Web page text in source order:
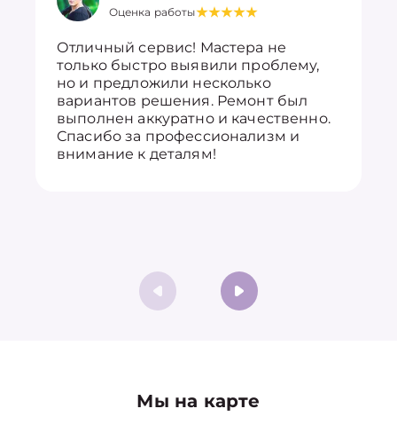
Оценка работы
Отличный сервис! Мастера не
только быстро выявили проблему,
но и предложили несколько
вариантов решения. Ремонт был
выполнен аккуратно и качественно.
Спасибо за профессионализм и
внимание к деталям!
Мы на карте